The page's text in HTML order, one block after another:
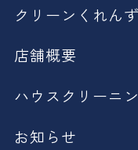
クリーンくれん
店舗概要
ハウスクリーニ
お知らせ